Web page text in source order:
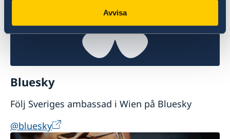
Avvisa
Bluesky
Följ Sveriges ambassad i Wien på Bluesky
@bluesky